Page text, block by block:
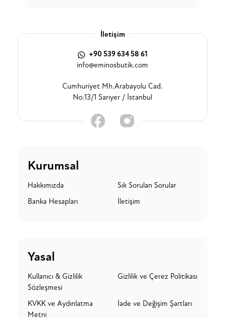
İletişim
+90 539 634 58 61
info@eminosbutik.com
Cumhuriyet Mh.Arabayolu Cad.
No:13/1 Sarıyer / İstanbul
Kurumsal
Hakkımızda
Sık Sorulan Sorular
Banka Hesapları
İletişim
Yasal
Kullanıcı & Gizlilik
Sözleşmesi
Gizlilik ve Çerez Politikası
KVKK ve Aydınlatma
Metni
İade ve Değişim Şartları